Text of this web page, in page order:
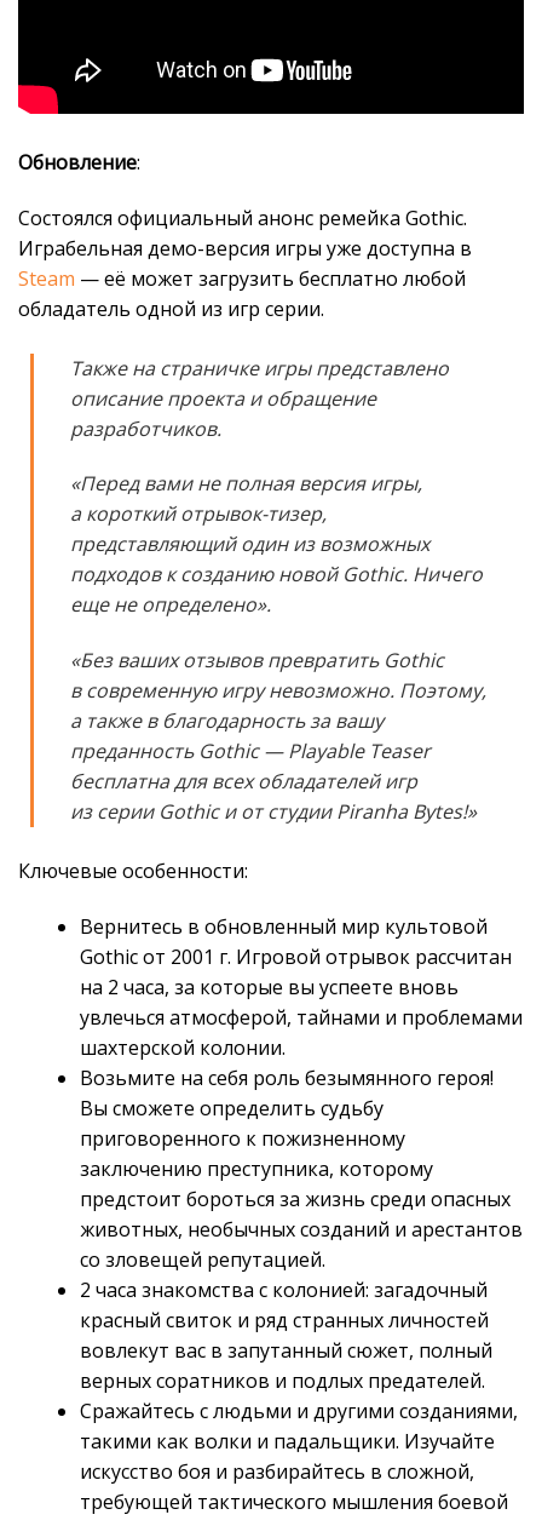
Обновление:
Состоялся официальный анонс ремейка Gothic.
Играбельная демо-версия игры уже доступна в
Steam — её может загрузить бесплатно любой
обладатель одной из игр серии.
Также на страничке игры представлено
описание проекта и обращение
разработчиков.
«Перед вами не полная версия игры,
а короткий отрывок-тизер,
представляющий один из возможных
подходов к созданию новой Gothic. Ничего
еще не определено».
«Без ваших отзывов превратить Gothic
в современную игру невозможно. Поэтому,
а также в благодарность за вашу
преданность Gothic — Playable Teaser
бесплатна для всех обладателей игр
из серии Gothic и от студии Piranha Bytes!»
Ключевые особенности:
Вернитесь в обновленный мир культовой
Gothic от 2001 г. Игровой отрывок рассчитан
на 2 часа, за которые вы успеете вновь
увлечься атмосферой, тайнами и проблемами
шахтерской колонии.
Возьмите на себя роль безымянного героя!
Вы сможете определить судьбу
приговоренного к пожизненному
заключению преступника, которому
предстоит бороться за жизнь среди опасных
животных, необычных созданий и арестантов
со зловещей репутацией.
2 часа знакомства с колонией: загадочный
красный свиток и ряд странных личностей
вовлекут вас в запутанный сюжет, полный
верных соратников и подлых предателей.
Сражайтесь с людьми и другими созданиями,
такими как волки и падальщики. Изучайте
искусство боя и разбирайтесь в сложной,
требующей тактического мышления боевой